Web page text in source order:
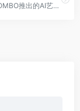
WOMBO推出的AI艺术画生成工具